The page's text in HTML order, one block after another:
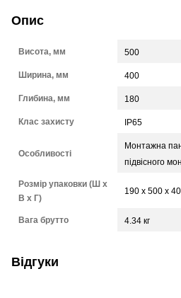
Опис
Висота, мм 500
Ширина, мм 400
Глибина, мм 180
Клас захисту IP65
Особливості
Монтажна
підвісного
Розмір упаковки (Ш х
В х Г)
190 x 500 x
Вага брутто 4.34 кг
Відгуки